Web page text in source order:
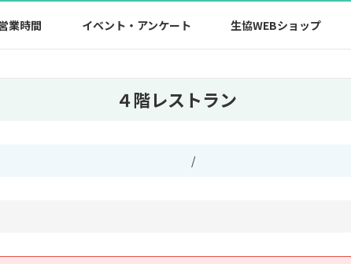
業時間 イベント・アンケート 生協WEBショップ
４階レストラン
/